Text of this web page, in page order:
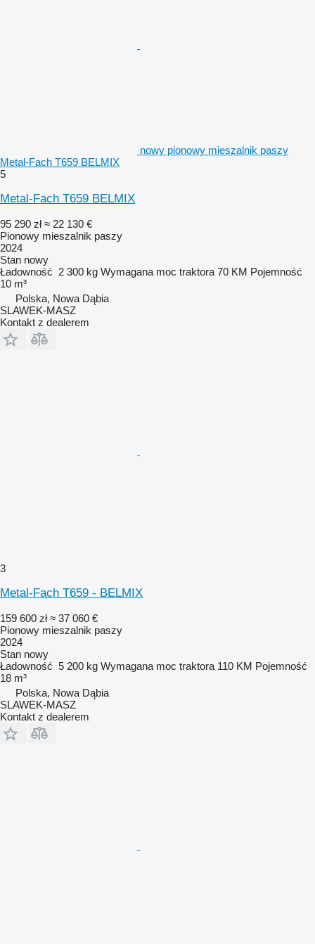
nowy pionowy mieszalnik paszy
Metal-Fach T659 BELMIX
5
Metal-Fach T659 BELMIX
95 290 zł ≈ 22 130 €
Pionowy mieszalnik paszy
2024
Stan nowy
Ładowność 2 300 kg Wymagana moc traktora 70 KM Pojemność
10 m³
Polska, Nowa Dąbia
SLAWEK-MASZ
Kontakt z dealerem
3
Metal-Fach T659 - BELMIX
159 600 zł ≈ 37 060 €
Pionowy mieszalnik paszy
2024
Stan nowy
Ładowność 5 200 kg Wymagana moc traktora 110 KM Pojemność
18 m³
Polska, Nowa Dąbia
SLAWEK-MASZ
Kontakt z dealerem